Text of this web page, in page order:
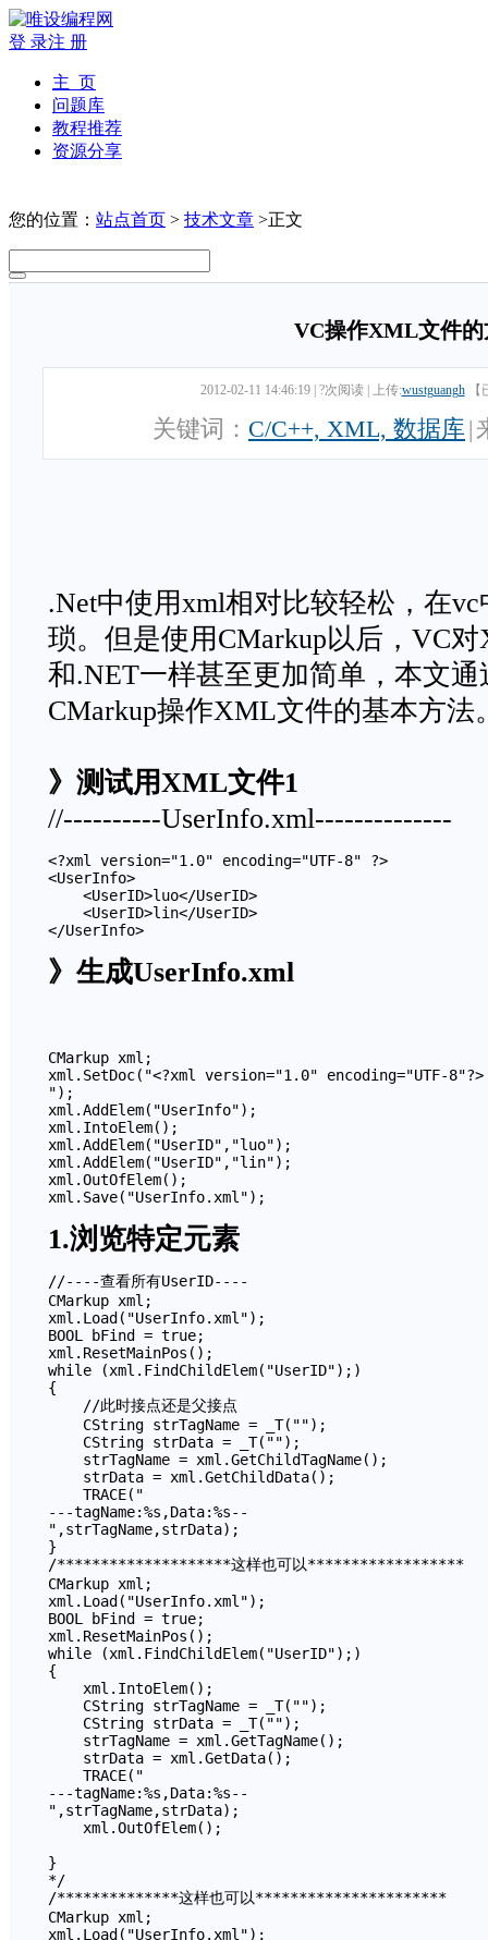
登 录注 册
主 页
问题库
教程推荐
资源分享
您的位置： 站点首页 > 技术文章 >正文
VC操作XML文件的
2012-02-11 14:46:19 ?次阅读 上传:wustguangh
关键词： C/C++, XML, 数据库|
.Net中使用xml相对比较轻松，在
琐。但是使用CMarkup以后，VC
和.NET一样甚至更加简单，本文
CMarkup操作XML文件的基本方法
》测试用XML文件1
//----------UserInfo.xml--------------
<?xml version="1.0" encoding="UTF-8" ?>
<UserInfo>
    <UserID>luo</UserID>
    <UserID>lin</UserID>
》生成UserInfo.xml
CMarkup xml;
xml.SetDoc("<?xml version="1.0" encoding="UTF-8"?>
");
xml.AddElem("UserInfo");
xml.IntoElem();
xml.AddElem("UserID","luo");
xml.AddElem("UserID","lin");
xml.OutOfElem();
1.浏览特定元素
//----查看所有UserID----
CMarkup xml;
xml.Load("UserInfo.xml");
BOOL bFind = true;
xml.ResetMainPos();
while (xml.FindChildElem("UserID");)
{
    //此时接点还是父接点
    CString strTagName = _T("");
    CString strData = _T("");
    strTagName = xml.GetChildTagName();
    strData = xml.GetChildData();
    TRACE("
---tagName:%s,Data:%s--
",strTagName,strData);
}
/********************这样也可以******************
CMarkup xml;
xml.Load("UserInfo.xml");
BOOL bFind = true;
xml.ResetMainPos();
while (xml.FindChildElem("UserID");)
{
    xml.IntoElem();
    CString strTagName = _T("");
    CString strData = _T("");
    strTagName = xml.GetTagName();
    strData = xml.GetData();
    TRACE("
---tagName:%s,Data:%s--
",strTagName,strData);
    xml.OutOfElem();
}
*/
/**************这样也可以**********************
CMarkup xml;
xml.Load("UserInfo.xml");